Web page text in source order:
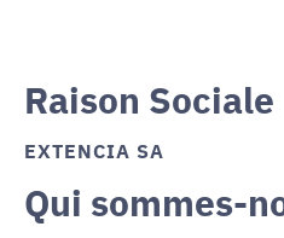
Raison Sociale
EXTENCIA SA
Qui sommes-